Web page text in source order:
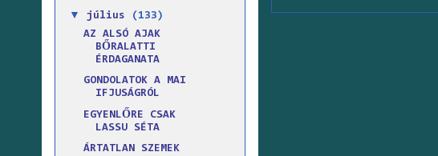
▼ július
(133)
AZ ALSÓ AJAK
BŐRALATTI
ÉRDAGANATA
GONDOLATOK A MAI
IFJUSÁGRÓL
EGYENLŐRE CSAK
LASSU SÉTA
ÁRTATLAN SZEMEK